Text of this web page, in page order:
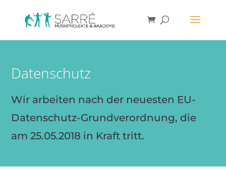
Datenschutz
Wir arbeiten nach der neuesten EU-
Datenschutz-Grundverordnung, die
am 25.05.2018 in Kraft tritt.